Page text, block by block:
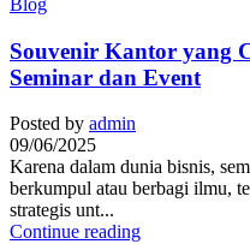
Souvenir Kantor yang
Seminar dan Event
Posted by admin
09/06/2025
Karena dalam dunia bisnis,
berkumpul atau berbagi ilmu,
strategis unt...
Continue reading